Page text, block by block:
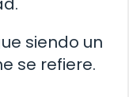
siendo un
se refiere.